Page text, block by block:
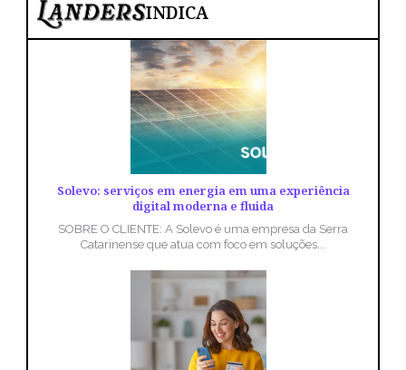
INDICA
Solevo: serviços em energia em uma experiência
digital moderna e fluida
SOBRE O CLIENTE: A Solevo é uma empresa da Serra
Catarinense que atua com foco em soluções...